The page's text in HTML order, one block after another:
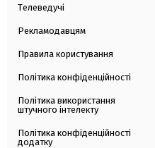
Телеведучі
Рекламодавцям
Правила користування
Політика конфіденційності
Політика використання
штучного інтелекту
Політика конфіденційності
додатку